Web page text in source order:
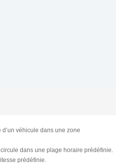
d’un véhicule dans une zone
dans une plage horaire prédéfinie.
prédéfinie.